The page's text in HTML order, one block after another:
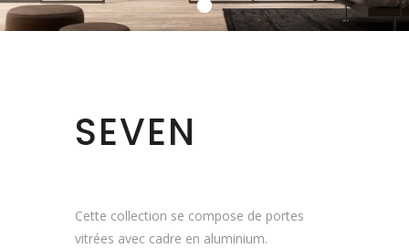
SEVEN
Cette collection se compose de portes
vitrées avec cadre en aluminium.